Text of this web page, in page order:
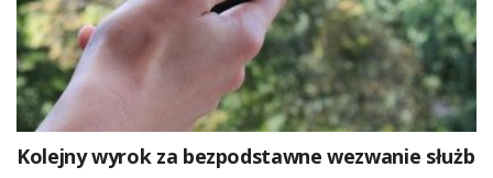
Kolejny wyrok za bezpodstawne wezwanie służb